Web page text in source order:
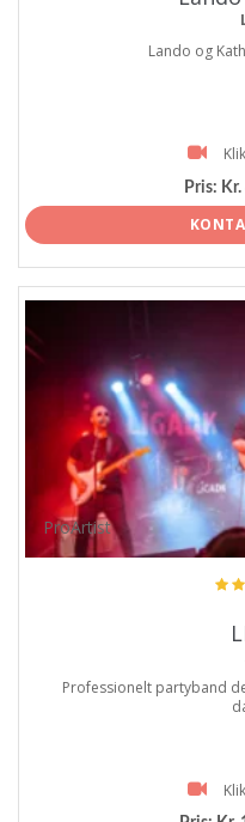
Lando og
Pris:
ProArtist
Professionelt partyband